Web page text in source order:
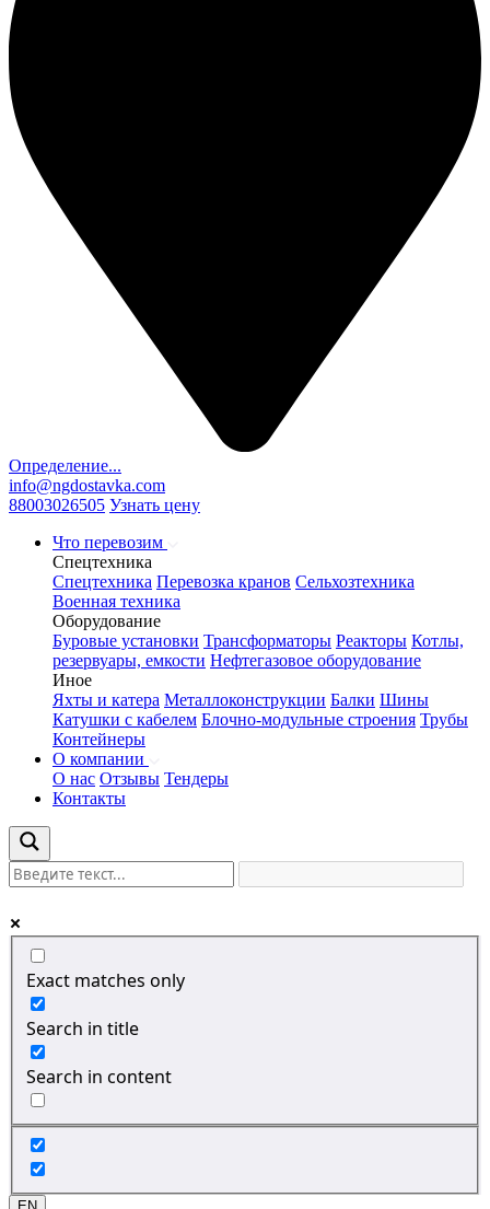
Определение...
info@ngdostavka.com
88003026505 Узнать цену
Что перевозим
Спецтехника
Спецтехника Перевозка кранов Сельхозтехника
Военная техника
Оборудование
Буровые установки Трансформаторы Реакторы Котлы,
резервуары, емкости Нефтегазовое оборудование
Иное
Яхты и катера Металлоконструкции Балки Шины
Катушки с кабелем Блочно-модульные строения Трубы
Контейнеры
О компании
О нас Отзывы Тендеры
Контакты
Exact matches only
Search in title
Search in content